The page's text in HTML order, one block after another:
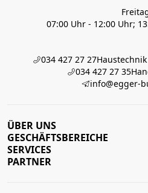
07:00 Uhr - 12:00 Uhr;
034 427 27 27
034 427 27 35
info@egger-
ÜBER UNS
GESCHÄFTSBEREICHE
SERVICES
PARTNER